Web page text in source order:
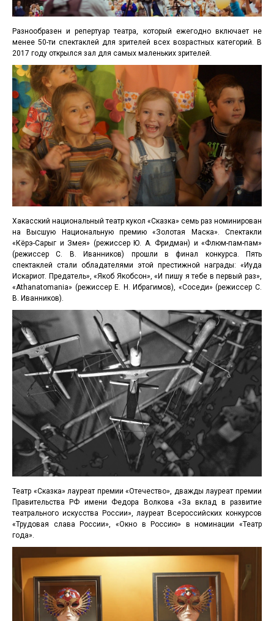
Разнообразен и репертуар театра, который ежегодно включает не
менее 50-ти спектаклей для зрителей всех возрастных категорий. В
2017 году открылся зал для самых маленьких зрителей.
Хакасский национальный театр кукол «Сказка» семь раз номинирован
на Высшую Национальную премию «Золотая Маска». Спектакли
«Кёрэ-Сарыг и Змея» (режиссер Ю. А. Фридман) и «Флюм-пам-пам»
(режиссер С. В. Иванников) прошли в финал конкурса. Пять
спектаклей стали обладателями этой престижной награды: «Иуда
Искариот. Предатель», «Якоб Якобсон», «И пишу я тебе в первый раз»,
«Athanatomania» (режиссер Е. Н. Ибрагимов), «Соседи» (режиссер С.
В. Иванников).
Театр «Сказка» лауреат премии «Отечество», дважды лауреат премии
Правительства РФ имени Федора Волкова «За вклад в развитие
театрального искусства России», лауреат Всероссийских конкурсов
«Трудовая слава России», «Окно в Россию» в номинации «Театр
года».